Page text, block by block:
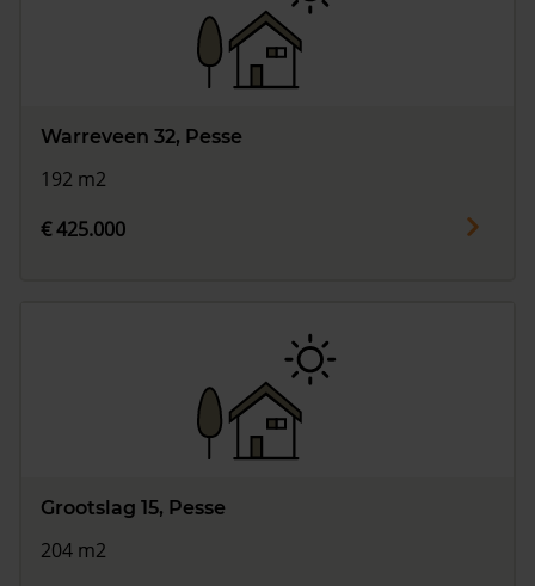
Warreveen 32, Pesse
192 m2
€ 425.000
Grootslag 15, Pesse
204 m2